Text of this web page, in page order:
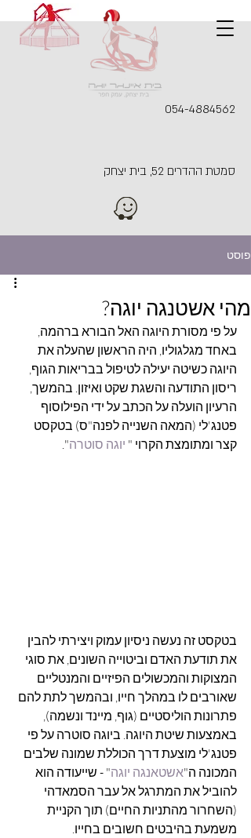
054-4884562
סמטת ההדרים 52, בית יצחק
פוסט
מהי אשטנגה יוגה?
על פי מסורת היוגה האל הבורא ברהמה,
באחד מגלגוליו, היה הראשון שהעלה את
היוגה כשיטה יעילה לטיפול בבריאות הגוף,
ריסון התודעה והשגת שקט ואיזון. בהמשך,
הרעיון הועלה על הכתב על ידי הפילוסוף
פטנג'לי (המאה השנייה לפנה"ס) בטקסט
קצר ומתומצת הקרוי " יוגה סוטרה".
בטקסט זה נעשה ניסיון עמוק ויצירתי להבין
את תודעת האדם וביטוייה השונים, את סוגי
המצוקות והמכשולים הפיזיים והמנטליים
שאורבים לו במהלך חייו, ובהמשך לתת להם
פתרונות הוליסטיים (גוף, מיינד ונשמה),
באמצעות שיטת היוגה. ביוגה סוטרה על פי
פטנג'לי מוצעת דרך הכוללת שמונה שלבים
המכונה ה"אשטאנגה יוגה" - שייעודה הוא
להוביל את המתרגל אל עבר הסמאדהי
(השחרור מהתניות החיים) תוך הקניית
משמעת בהיבטים חשובים בחייו.